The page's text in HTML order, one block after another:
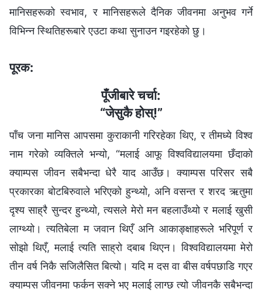
मानिसहरूको स्वभाव, र मानिसहरूले दैनिक जीवनमा अनुभव गर्ने
विभिन्न स्थितिहरूबारे एउटा कथा सुनाउन गइरहेको छु।
पूरक:
पूँजीबारे चर्चा:
“जेसुकै होस्!”
पाँच जना मानिस आपसमा कुराकानी गरिरहेका थिए, र तीमध्ये विश्व
नाम गरेको व्यक्तिले भन्यो, “मलाई आफू विश्वविद्यालयमा छँदाको
क्याम्पस जीवन सबैभन्दा धेरै याद आउँछ। क्याम्पस परिसर सबै
प्रकारका बोटबिरुवाले भरिएको हुन्थ्यो, अनि वसन्त र शरद ऋतुमा
दृश्य साह्रै सुन्दर हुन्थ्यो, त्यसले मेरो मन बहलाउँथ्यो र मलाई खुसी
लाग्थ्यो। त्यतिबेला म जवान थिएँ अनि आकाङ्क्षाहरूले भरिपूर्ण र
सोझो थिएँ, मलाई त्यति साह्रो दबाब थिएन। विश्वविद्यालयमा मेरो
तीन वर्ष निकै सजिलैसित बित्यो। यदि म दस वा बीस वर्षपछाडि गएर
क्याम्पस जीवनमा फर्कन सक्ने भए मलाई लाग्छ त्यो जीवनकै सबैभन्दा